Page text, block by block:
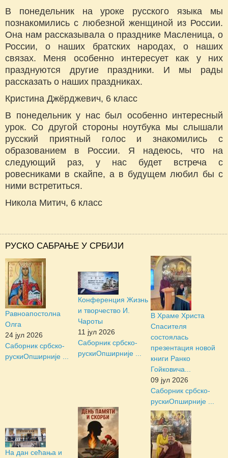
В понедельник на уроке русского языка мы
познакомились с любезной женщиной из России.
Она нам рассказывала о празднике Масленица, о
России, о наших братских народах, о наших
связах. Меня особенно интересует как у них
празднуются другие праздники. И мы рады
рассказать о наших праздниках.
Кристина Джёрджевич, 6 класс
В понедельник у нас был особенно интересный
урок. Со другой стороны ноутбука мы слышали
русский приятный голос и знакомились с
образованием в России. Я надеюсь, что на
следующий раз, у нас будет встреча с
ровесниками в скайпе, а в будущем любил бы с
ними встретиться.
Никола Митич, 6 класс
РУСКО САБРАЊЕ У СРБИЈИ
Равноапостолна
Олга
24 јул 2026
Саборник србско-
рускиОпширније ...
Конференция Жизнь
и творчество И.
Чароты
11 јул 2026
Саборник србско-
рускиОпширније ...
В Храме Христа
Спасителя
состоялась
презентация новой
книги Ранко
Гойковича...
09 јул 2026
Саборник србско-
рускиОпширније ...
На дан сећања и